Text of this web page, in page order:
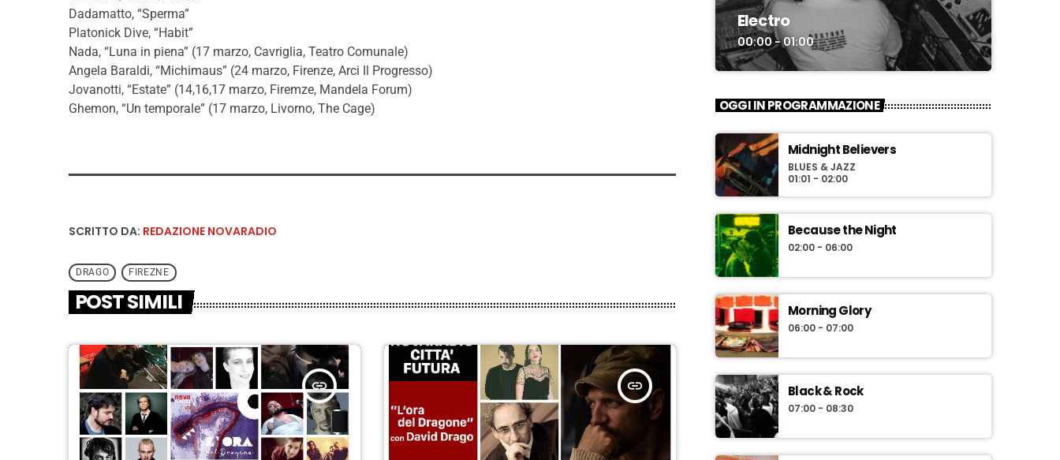
Dadamatto, “Sperma”
Platonick Dive, “Habit”
Nada, “Luna in piena” (17 marzo, Cavriglia, Teatro Comunale)
Angela Baraldi, “Michimaus” (24 marzo, Firenze, Arci Il Progresso)
Jovanotti, “Estate” (14,16,17 marzo, Firemze, Mandela Forum)
Ghemon, “Un temporale” (17 marzo, Livorno, The Cage)
SCRITTO DA: REDAZIONE NOVARADIO
DRAGO FIREZNE
POST SIMILI
insert_link insert_link
Electro
00:00 - 01:00
OGGI IN PROGRAMMAZIONE
Midnight Believers
BLUES & JAZZ
01:01 - 02:00
Because the Night
02:00 - 06:00
Morning Glory
06:00 - 07:00
Black & Rock
07:00 - 08:30